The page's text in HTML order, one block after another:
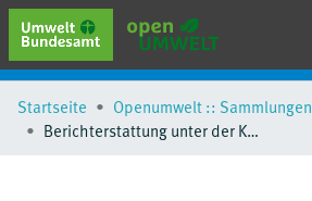
erweiterte Suche
Browse
Startseite Openumwelt :: Sammlungen
Berichterstattung unter der Klimarahmenkonvention der Vereinten Nationen und dem Kyoto-Protokoll 2014